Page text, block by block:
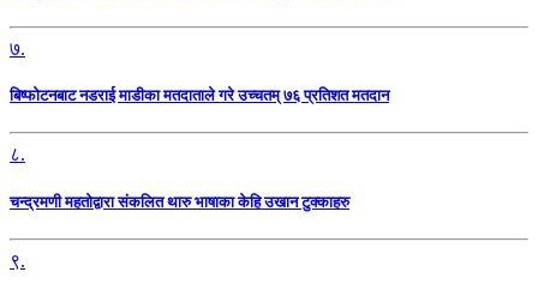
७.
बिष्फोटनबाट नडराई माडीका मतदाताले गरे उच्चतम् ७६ प्रतिशत मतदान
८.
चन्द्रमणी महतोद्वारा संकलित थारु भाषाका केहि उखान टुक्काहरु
९.